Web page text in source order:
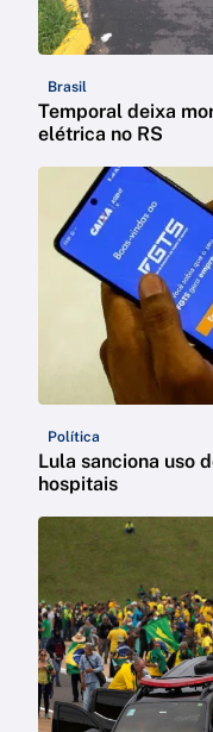
Brasil
Temporal deixa
elétrica no RS
Política
Lula sanciona uso
hospitais